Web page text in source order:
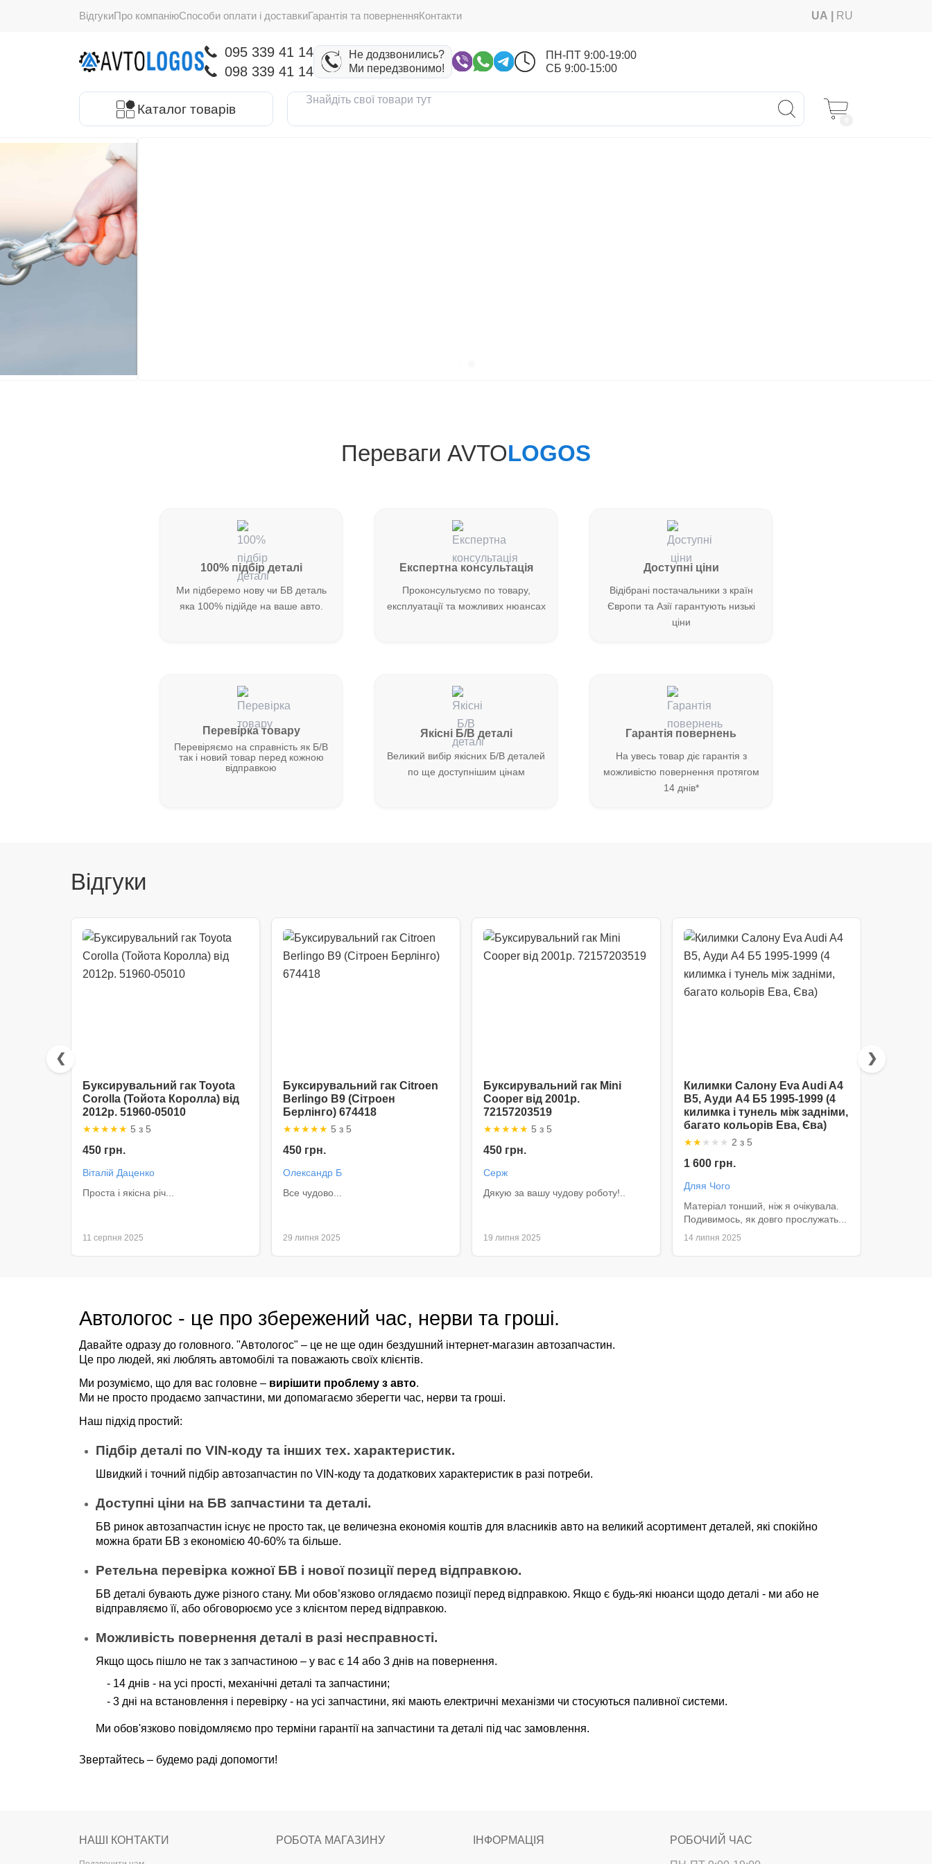
ВідгукиПро компаніюСпособи оплати і доставкиГарантія та поверненняКонтакти UA RU
095 339 41 14
098 339 41 14
Не додзвонились?
Ми передзвонимо!
ПН-ПТ 9:00-19:00
СБ 9:00-15:00
Каталог товарів
Переваги AVTOLOGOS
100% підбір деталі
Ми підберемо нову чи БВ деталь
яка 100% підійде на ваше авто.
Експертна консультація
Проконсультуємо по товару,
експлуатації та можливих нюансах
Доступні ціни
Відібрані постачальники з країн
Європи та Азії гарантують низькі
ціни
Перевірка товару
Перевіряємо на справність як Б/В
так і новий товар перед кожною
відправкою
Якісні Б/В деталі
Великий вибір якісних Б/В деталей
по ще доступнішим цінам
Гарантія повернень
На увесь товар діє гарантія з
можливістю повернення протягом
14 днів*
Відгуки
Буксирувальний гак Toyota
Corolla (Тойота Королла) від
2012р. 51960-05010
★★★★★ 5 з 5
450 грн.
Віталій Даценко
Проста і якісна річ...
11 серпня 2025
Буксирувальний гак Citroen
Berlingo B9 (Сітроен
Берлінго) 674418
★★★★★ 5 з 5
450 грн.
Олександр Б
Все чудово...
29 липня 2025
Буксирувальний гак Mini
Cooper від 2001р.
72157203519
★★★★★ 5 з 5
450 грн.
Серж
Дякую за вашу чудову роботу!..
19 липня 2025
Килимки Салону Eva Audi A4
B5, Ауди А4 Б5 1995-1999 (4
килимка і тунель між задніми,
багато кольорів Ева, Єва)
★★★ ★ ★ 2 з 5
1 600 грн.
Дляя Чого
Матеріал тонший, ніж я очікувала.
Подивимось, як довго прослужать...
14 липня 2025
❮ ❯
Автологос - це про збережений час, нерви та гроші.
Давайте одразу до головного. "Автологос" – це не ще один бездушний інтернет-магазин автозапчастин.
Це про людей, які люблять автомобілі та поважають своїх клієнтів.
Ми розуміємо, що для вас головне – вирішити проблему з авто.
Ми не просто продаємо запчастини, ми допомагаємо зберегти час, нерви та гроші.
Наш підхід простий:
Підбір деталі по VIN-коду та інших тех. характеристик.
Швидкий і точний підбір автозапчастин по VIN-коду та додаткових характеристик в разі потреби.
Доступні ціни на БВ запчастини та деталі.
БВ ринок автозапчастин існує не просто так, це величезна економія коштів для власників авто на великий асортимент деталей, які спокійно
можна брати БВ з економією 40-60% та більше.
Ретельна перевірка кожної БВ і нової позиції перед відправкою.
БВ деталі бувають дуже різного стану. Ми обов’язково оглядаємо позиції перед відправкою. Якщо є будь-які нюанси щодо деталі - ми або не
відправляємо її, або обговорюємо усе з клієнтом перед відправкою.
Можливість повернення деталі в разі несправності.
Якщо щось пішло не так з запчастиною – у вас є 14 або 3 днів на повернення.
- 14 днів - на усі прості, механічні деталі та запчастини;
- 3 дні на встановлення і перевірку - на усі запчастини, які мають електричні механізми чи стосуються паливної системи.
Ми обов'язково повідомляємо про терміни гарантії на запчастини та деталі під час замовлення.
Звертайтесь – будемо раді допомогти!
НАШІ КОНТАКТИ РОБОТА МАГАЗИНУ ІНФОРМАЦІЯ РОБОЧИЙ ЧАС